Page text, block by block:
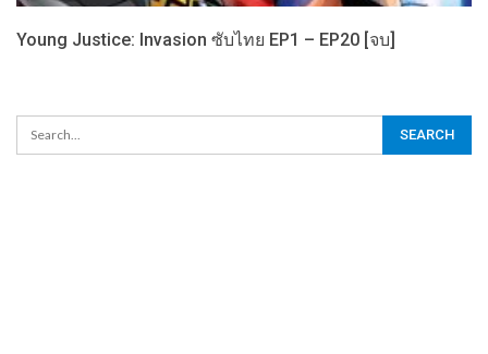
Young Justice: Invasion ซับไทย EP1 – EP20 [จบ]